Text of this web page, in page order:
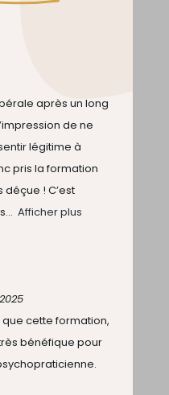
après un long
de ne
légitime à
pris la formation
déçue ! C’est
Afficher plus
que cette formation,
bénéfique pour